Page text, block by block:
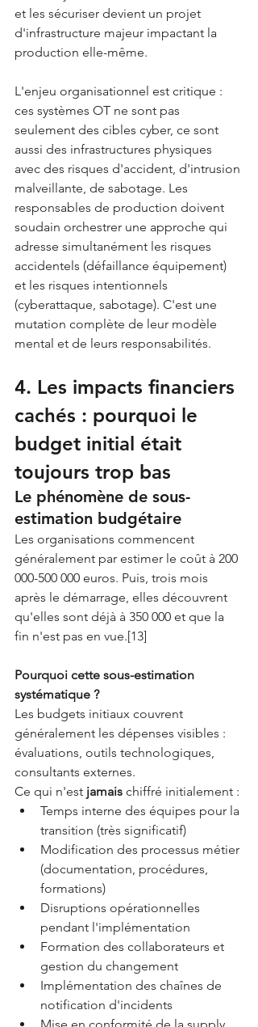
et les sécuriser devient un projet
d'infrastructure majeur impactant la
production elle-même.
L'enjeu organisationnel est critique :
ces systèmes OT ne sont pas
seulement des cibles cyber, ce sont
aussi des infrastructures physiques
avec des risques d'accident, d'intrusion
malveillante, de sabotage. Les
responsables de production doivent
soudain orchestrer une approche qui
adresse simultanément les risques
accidentels (défaillance équipement)
et les risques intentionnels
(cyberattaque, sabotage). C'est une
mutation complète de leur modèle
mental et de leurs responsabilités.
4. Les impacts financiers
cachés : pourquoi le
budget initial était
toujours trop bas
Le phénomène de sous-
estimation budgétaire
Les organisations commencent
généralement par estimer le coût à 200
000-500 000 euros. Puis, trois mois
après le démarrage, elles découvrent
qu'elles sont déjà à 350 000 et que la
fin n'est pas en vue.[13]
Pourquoi cette sous-estimation
systématique ?
Les budgets initiaux couvrent
généralement les dépenses visibles :
évaluations, outils technologiques,
consultants externes.
Ce qui n'est jamais chiffré initialement :
Temps interne des équipes pour la
transition (très significatif)
Modification des processus métier
(documentation, procédures,
formations)
Disruptions opérationnelles
pendant l'implémentation
Formation des collaborateurs et
gestion du changement
Implémentation des chaînes de
notification d'incidents